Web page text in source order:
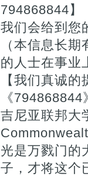
794868844】
我们会给到您
（本信息长
的人士在事业
【我们真诚
《
吉尼亚联邦大
光是万戮门的
子，才将这个